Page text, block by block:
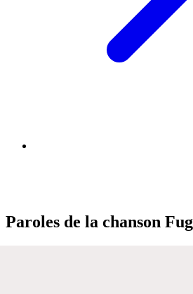
Paroles de la chanson